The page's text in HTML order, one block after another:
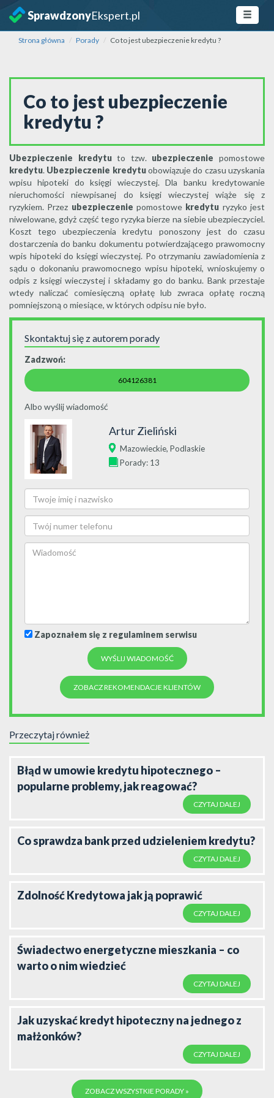
SprawdzonyEkspert.pl
Strona główna Porady Co to jest ubezpieczenie kredytu ?
Co to jest ubezpieczenie
kredytu ?
Ubezpieczenie kredytuto tzw. ubezpieczenie pomostowe
kredytu. Ubezpieczenie kredytuobowiązuje do czasu uzyskania
wpisu hipoteki do księgi wieczystej. Dla banku kredytowanie
nieruchomości niewpisanej do księgi wieczystej wiąże się z
ryzykiem. Przez ubezpieczenie pomostowe kredytu ryzyko jest
niwelowane, gdyż część tego ryzyka bierze na siebie ubezpieczyciel.
Koszt tego ubezpieczenia kredytu ponoszony jest do czasu
dostarczenia do banku dokumentu potwierdzającego prawomocny
wpis hipoteki do księgi wieczystej. Po otrzymaniu zawiadomienia z
sądu o dokonaniu prawomocnego wpisu hipoteki, wnioskujemy o
odpis z księgi wieczystej i składamy go do banku. Bank przestaje
wtedy naliczać comiesięczną opłatę lub zwraca opłatę roczną
pomniejszoną o miesiące, w których odpisu nie było.
Skontaktuj się z autorem porady
Zadzwoń:
604126381
Albo wyślij wiadomość
Artur Zieliński
Mazowieckie, Podlaskie
Porady: 13
Zapoznałem się z regulaminem serwisu
ZOBACZ REKOMENDACJE KLIENTÓW
Przeczytaj również
Błąd w umowie kredytu hipotecznego –
popularne problemy, jak reagować?
CZYTAJ DALEJ
Co sprawdza bank przed udzieleniem kredytu?
CZYTAJ DALEJ
Zdolność Kredytowa jak ją poprawić
CZYTAJ DALEJ
Świadectwo energetyczne mieszkania – co
warto o nim wiedzieć
CZYTAJ DALEJ
Jak uzyskać kredyt hipoteczny na jednego z
małżonków?
CZYTAJ DALEJ
ZOBACZ WSZYSTKIE PORADY »